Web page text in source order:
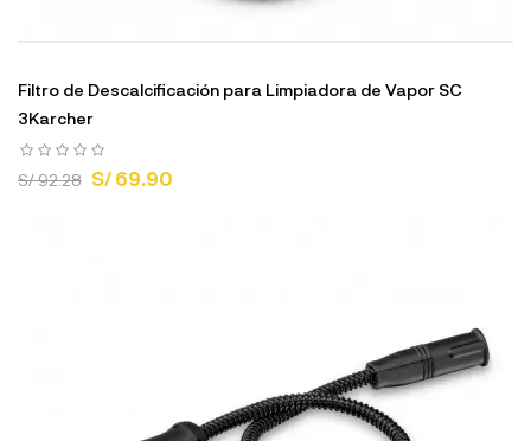
Filtro de Descalcificación para Limpiadora de Vapor SC
3Karcher
S/ 92.28 S/ 69.90